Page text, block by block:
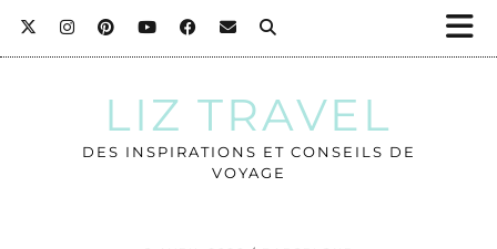
LIZ TRAVEL
DES INSPIRATIONS ET CONSEILS DE
VOYAGE